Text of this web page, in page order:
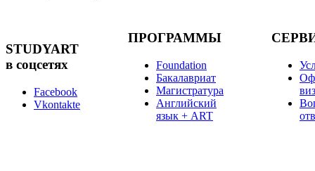
STUDYART
в соцсетях
Facebook
Vkontakte
ПРОГРАММЫ
Foundation
Бакалавриат
Магистратура
Английский
язык + ART